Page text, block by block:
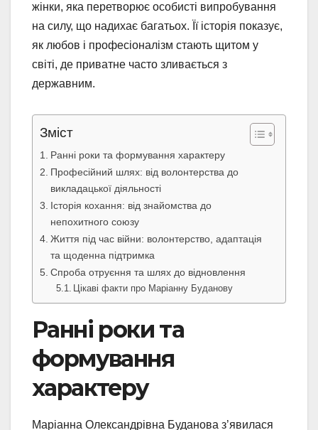
жінки, яка перетворює особисті випробування
на силу, що надихає багатьох. Її історія показує,
як любов і професіоналізм стають щитом у
світі, де приватне часто зливається з
державним.
Зміст
Ранні роки та формування характеру
Професійний шлях: від волонтерства до
викладацької діяльності
Історія кохання: від знайомства до
непохитного союзу
Життя під час війни: волонтерство, адаптація
та щоденна підтримка
Спроба отруєння та шлях до відновлення
Цікаві факти про Маріанну Буданову
Ранні роки та
формування
характеру
Маріанна Олександрівна Буданова з’явилася